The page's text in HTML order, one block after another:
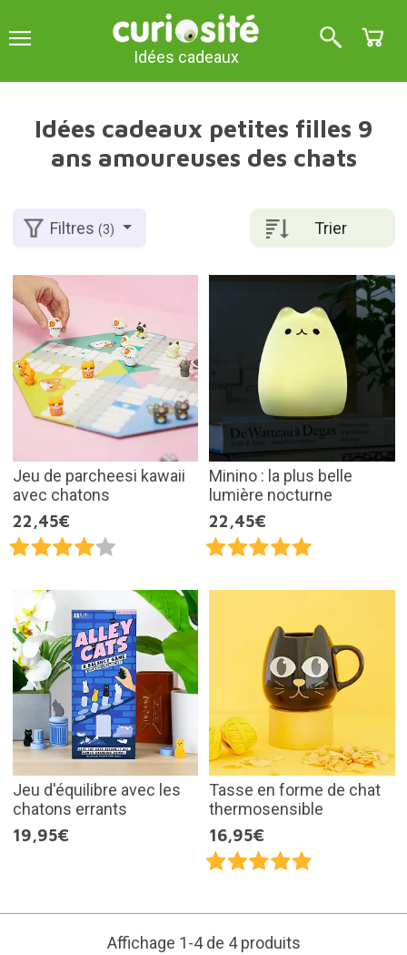
Idées cadeaux
Idées cadeaux petites filles 9
ans amoureuses des chats
Trier
Filtres(3)
Jeu de parcheesi kawaii
avec chatons
22,45€
Minino : la plus belle
lumière nocturne
22,45€
Jeu d'équilibre avec les
chatons errants
19,95€
Tasse en forme de chat
thermosensible
16,95€
Affichage 1-4 de 4 produits